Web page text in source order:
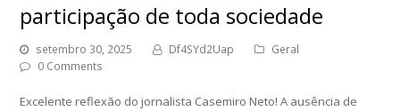
participação de toda sociedade
setembro 30, 2025 Df4SYd2Uap
Geral
0 Comments
Excelente reflexão do jornalista Casemiro Neto! A ausência de